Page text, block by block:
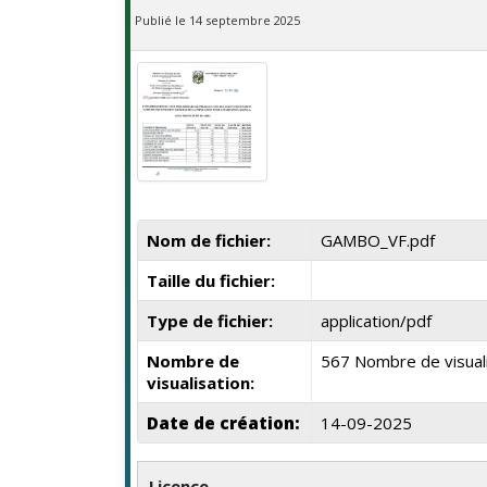
Publié le 14 septembre 2025
Nom de fichier:
GAMBO_VF.pdf
Taille du fichier:
Type de fichier:
application/pdf
Nombre de
visualisation:
567 Nombre de
Date de création: 14-09-2025